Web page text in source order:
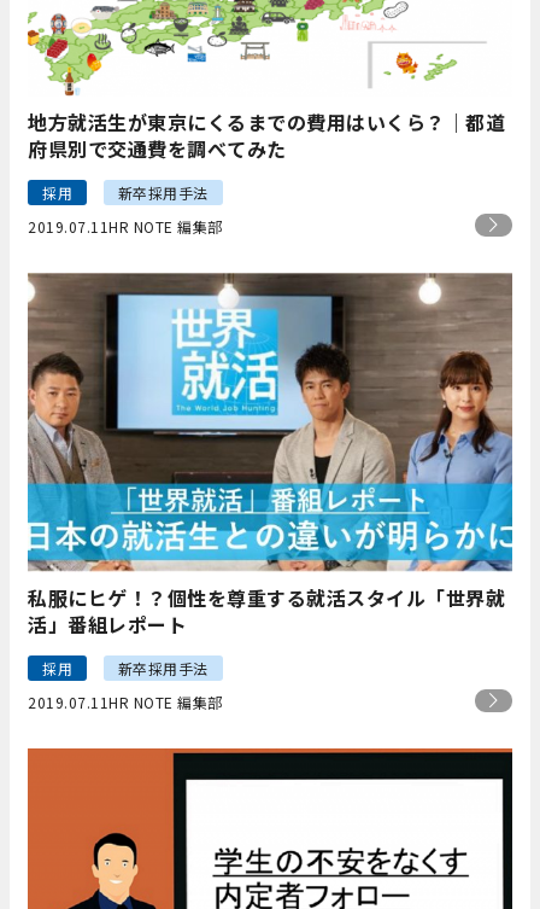
地方就活生が東京にくるまでの費用はいくら？｜都道
府県別で交通費を調べてみた
採用
新卒採用手法
2019.07.11HR NOTE 編集部
私服にヒゲ！？個性を尊重する就活スタイル「世界就
活」番組レポート
採用
新卒採用手法
2019.07.11HR NOTE 編集部